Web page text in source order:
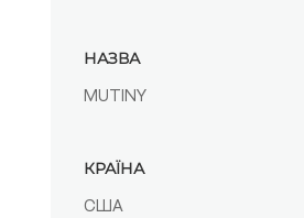
НАЗВА
MUTINY
КРАЇНА
США